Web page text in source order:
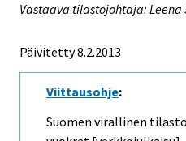
Vastaava tilastojohtaja: Leena
Päivitetty 8.2.2013
Viittausohje:
Suomen virallinen